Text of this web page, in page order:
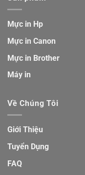
Mực in Hp
Mực in Canon
Mực in Brother
Máy in
Về Chúng Tôi
Giới Thiệu
Tuyển Dụng
FAQ